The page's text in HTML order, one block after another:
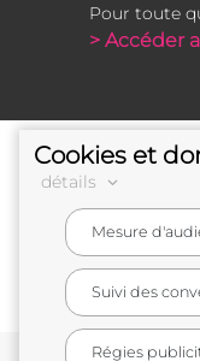
Pour toute
> Accéder
Cookies et
détails
Mesure
Suivi des
Régies